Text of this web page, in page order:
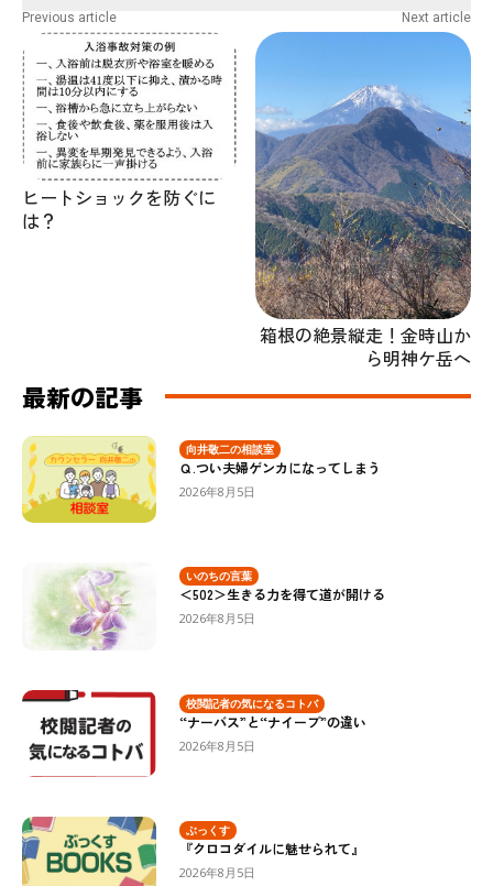
Previous article
ヒートショックを防ぐに
は？
Next article
箱根の絶景縦走！金時山か
ら明神ケ岳へ
最新の記事
向井敬二の相談室
Ｑ.つい夫婦ゲンカになってしまう
2026年8月5日
いのちの言葉
＜502＞生きる力を得て道が開ける
2026年8月5日
校閲記者の気になるコトバ
“ナーバス”と“ナイーブ”の違い
2026年8月5日
ぶっくす
『クロコダイルに魅せられて』
2026年8月5日